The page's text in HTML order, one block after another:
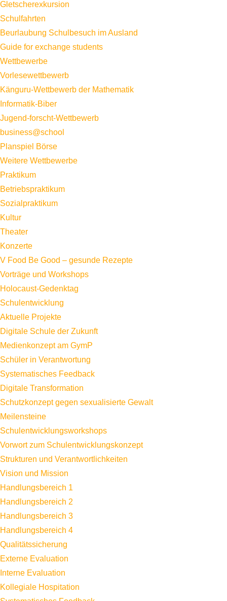
Gletscherexkursion
Schulfahrten
Beurlaubung Schulbesuch im Ausland
Guide for exchange students
Wettbewerbe
Vorlesewettbewerb
Känguru-Wettbewerb der Mathematik
Informatik-Biber
Jugend-forscht-Wettbewerb
business@school
Planspiel Börse
Weitere Wettbewerbe
Praktikum
Betriebspraktikum
Sozialpraktikum
Kultur
Theater
Konzerte
V Food Be Good – gesunde Rezepte
Vorträge und Workshops
Holocaust-Gedenktag
Schulentwicklung
Aktuelle Projekte
Digitale Schule der Zukunft
Medienkonzept am GymP
Schüler in Verantwortung
Systematisches Feedback
Digitale Transformation
Schutzkonzept gegen sexualisierte Gewalt
Meilensteine
Schulentwicklungsworkshops
Vorwort zum Schulentwicklungskonzept
Strukturen und Verantwortlichkeiten
Vision und Mission
Handlungsbereich 1
Handlungsbereich 2
Handlungsbereich 3
Handlungsbereich 4
Qualitätssicherung
Externe Evaluation
Interne Evaluation
Kollegiale Hospitation